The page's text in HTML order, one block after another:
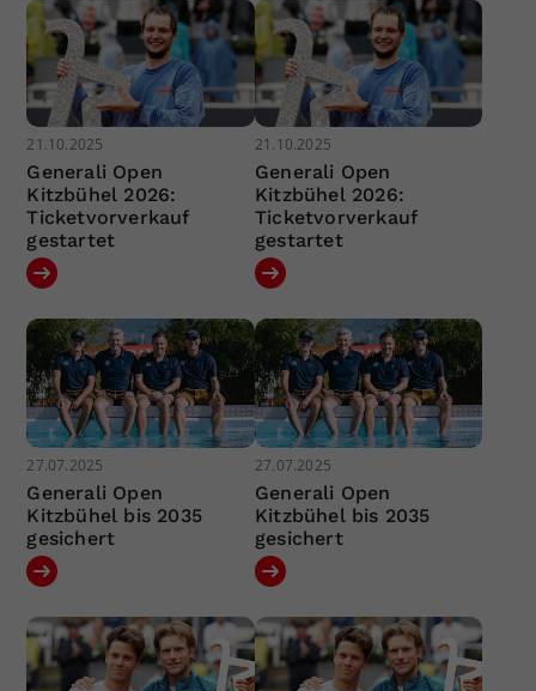
21.10.2025
Generali Open
Kitzbühel 2026:
Ticketvorverkauf
gestartet
21.10.2025
Generali Open
Kitzbühel 2026:
Ticketvorverkauf
gestartet
27.07.2025
Generali Open
Kitzbühel bis 2035
gesichert
27.07.2025
Generali Open
Kitzbühel bis 2035
gesichert